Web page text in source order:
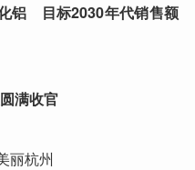
铝 目标2030年代销售额
满收官
丽杭州